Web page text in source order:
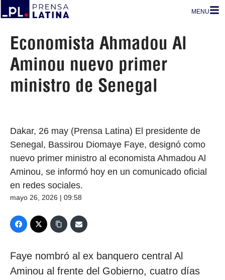
MENU
Economista Ahmadou Al
Aminou nuevo primer
ministro de Senegal
Dakar, 26 may (Prensa Latina) El presidente de
Senegal, Bassirou Diomaye Faye, designó como
nuevo primer ministro al economista Ahmadou Al
Aminou, se informó hoy en un comunicado oficial
en redes sociales.
mayo 26, 2026 | 09:58
Faye nombró al ex banquero central Al
Aminou al frente del Gobierno, cuatro días